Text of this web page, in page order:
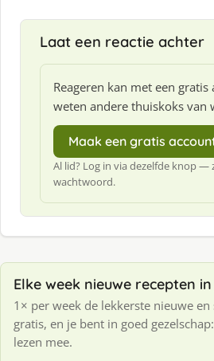
:
Laat een reactie achter
Reageren kan met een
weten andere thuiskoks van
Maak een gratis
Al lid? Log in via dezelfde knop —
wachtwoord.
Elke week nieuwe recepten
1× per week de lekkerste nieuwe
gratis, en je bent in goed
lezen mee.